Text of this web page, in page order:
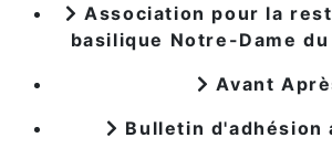
Association pour la
basilique Notre-Dame
Avant
Bulletin d'adhésion